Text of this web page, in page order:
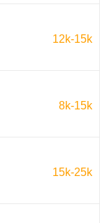
12k-15k
8k-15k
15k-25k